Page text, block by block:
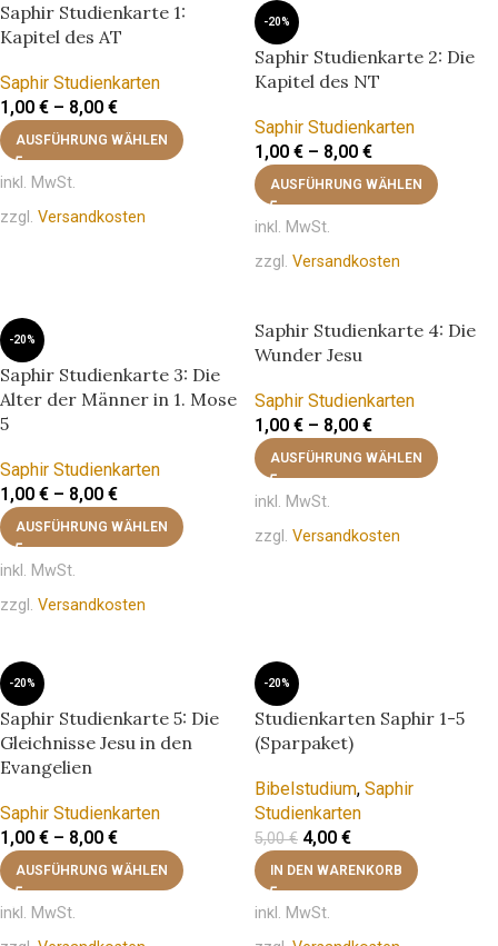
Saphir Studienkarte 1:
Kapitel des AT
Saphir Studienkarten
1,00 € – 8,00 €
AUSFÜHRUNG WÄHLEN
inkl. MwSt.
zzgl. Versandkosten
-20%
Saphir Studienkarte 2: Die
Kapitel des NT
Saphir Studienkarten
1,00 € – 8,00 €
AUSFÜHRUNG WÄHLEN
inkl. MwSt.
zzgl. Versandkosten
-20%
Saphir Studienkarte 3: Die
Alter der Männer in 1. Mose
5
Saphir Studienkarten
1,00 € – 8,00 €
AUSFÜHRUNG WÄHLEN
inkl. MwSt.
zzgl. Versandkosten
Saphir Studienkarte 4: Die
Wunder Jesu
Saphir Studienkarten
1,00 € – 8,00 €
AUSFÜHRUNG WÄHLEN
inkl. MwSt.
zzgl. Versandkosten
-20%
Saphir Studienkarte 5: Die
Gleichnisse Jesu in den
Evangelien
Saphir Studienkarten
1,00 € – 8,00 €
AUSFÜHRUNG WÄHLEN
inkl. MwSt.
-20%
Studienkarten Saphir 1-5
(Sparpaket)
Bibelstudium, Saphir
Studienkarten
5,00€ 4,00 €
IN DEN WARENKORB
inkl. MwSt.